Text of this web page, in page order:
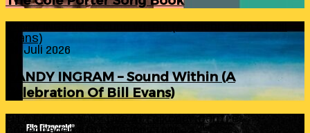
Evans)
24. Juli 2026
RANDY INGRAM – Sound Within (A
Celebration Of Bill Evans)
ELLA FITZGERALD – Live At Falkoner Centre